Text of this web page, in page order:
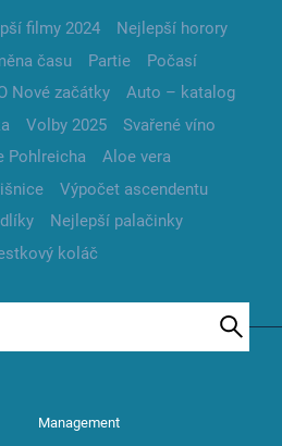
filmy 2024
Nejlepší horory
času Partie
Počasí
Nové začátky
Auto – katalog
Volby 2025
Svařené víno
Pohlreicha
Aloe vera
Výpočet ascendentu
Nejlepší palačinky
koláč
Management